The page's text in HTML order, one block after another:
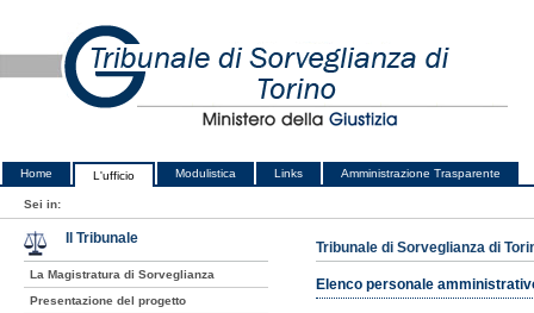
Home L'ufficio Modulistica Links Amministrazione Trasparente
Sei in:
Tribunale di Sorveglianza di
Elenco personale
Il Tribunale
La Magistratura di Sorveglianza
Presentazione del progetto